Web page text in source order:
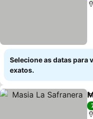
Selecione as datas para
exatos.